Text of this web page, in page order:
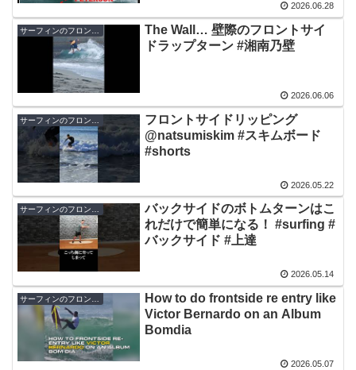
2026.06.28
The Wall… 壁際のフロントサイ
ドラップターン #湘南乃壁
2026.06.06
フロントサイドリッピング
@natsumiskim #スキムボード
#shorts
2026.05.22
サーフィンのフロントサイド
バックサイドのボトムターンはこ
れだけで簡単になる！ #surfing #
バックサイド #上達
2026.05.14
How to do frontside re entry like
Victor Bernardo on an Album
Bomdia
2026.05.07